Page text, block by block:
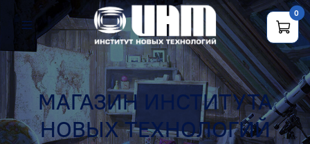
МАГАЗИН ИНСТИТУТА
НОВЫХ ТЕХНОЛОГИЙ
0